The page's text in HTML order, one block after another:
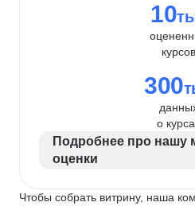
10
курсов
300
о
Подробнее про нашу
оценки
Чтобы собрать витрину, наша